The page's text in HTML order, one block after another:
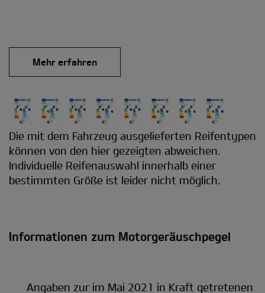
Mehr erfahren
Die mit dem Fahrzeug ausgelieferten Reifentypen
können von den hier gezeigten abweichen.
Individuelle Reifenauswahl innerhalb einer
bestimmten Größe ist leider nicht möglich.
Informationen zum Motorgeräuschpegel
Angaben zur im Mai 2021 in Kraft getretenen